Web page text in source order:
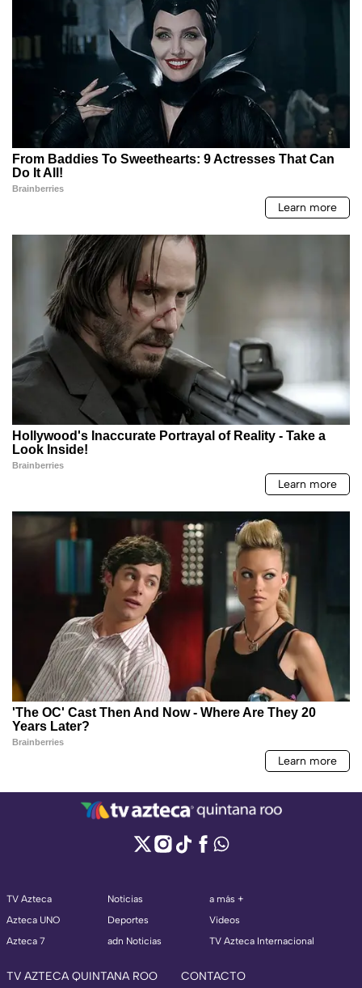
TV Azteca
Azteca UNO
Azteca 7
Noticias
Deportes
adn Noticias
a más +
Videos
TV Azteca Internacional
TV AZTECA QUINTANA ROO CONTACTO